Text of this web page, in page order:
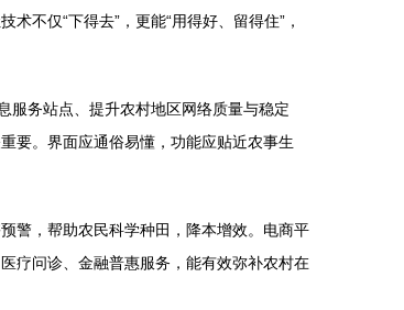
不仅“下得去”，更能“用得好、留得住”，
服务站点、提升农村地区网络质量与稳定
要。界面应通俗易懂，功能应贴近农事生
警，帮助农民科学种田，降本增效。电商平
疗问诊、金融普惠服务，能有效弥补农村在